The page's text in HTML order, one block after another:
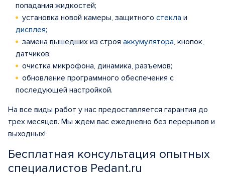
попадания жидкостей;
установка новой камеры, защитного стекла и
дисплея;
замена вышедших из строя аккумулятора, кнопок,
датчиков;
очистка микрофона, динамика, разъемов;
обновление программного обеспечения с
последующей настройкой.
На все виды работ у нас предоставляется гарантия до
трех месяцев. Мы ждем вас ежедневно без перерывов и
выходных!
Бесплатная консультация опытных
специалистов Pedant.ru